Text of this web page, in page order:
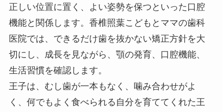
正しい位置に置く、よい姿勢を保つといった口腔
機能と関係します。香椎照葉こどもとママの歯科
医院では、できるだけ歯を抜かない矯正方針を大
切にし、成長を見ながら、顎の発育、口腔機能、
生活習慣を確認します。
王子は、むし歯が一本もなく、噛み合わせがよ
く、何でもよく食べられる自分を育ててくれた王